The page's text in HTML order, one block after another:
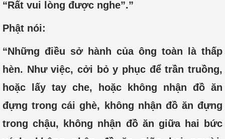
“Rất vui lòng được nghe”.”
Phật nói:
“Những điều sở hành của ông toàn là thấp
hèn. Như việc, cởi bỏ y phục để trần truồng,
hoặc lấy tay che, hoặc không nhận đồ ăn
đựng trong cái ghè, không nhận đồ ăn đựng
trong chậu, không nhận đồ ăn giữa hai bức